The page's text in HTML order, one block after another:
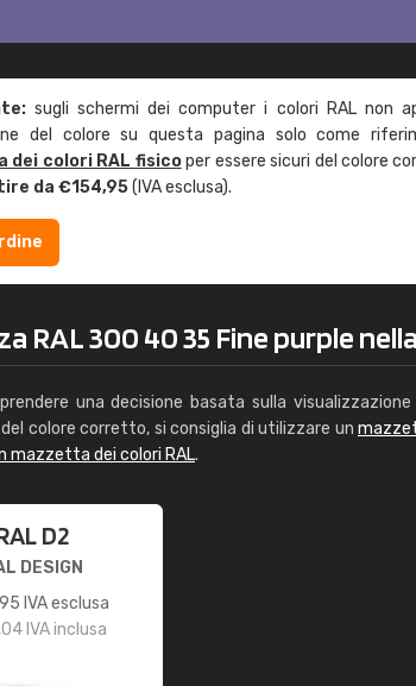
sugli schermi dei computer i colori RAL non
del colore su questa pagina solo come
dei colori RAL fisicoper essere sicuri del colore
da €154,95(IVA esclusa).
RAL 300 40 35 Fine purple
una decisione basata sulla
colore corretto, si consiglia di utilizzare un
mazzetta dei colori RAL.
D2
DESIGN
IVA esclusa
IVA inclusa